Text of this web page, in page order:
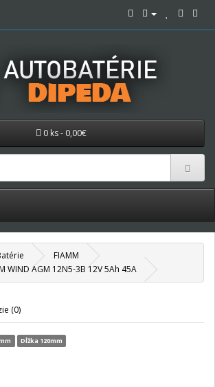
0 ks - 0,00€
FIAMM
WIND AGM 12N5-3B 12V 5Ah 45A
(0)
Dĺžka 120mm